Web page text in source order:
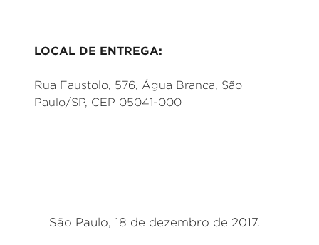
LOCAL DE ENTREGA:
Rua Faustolo, 576, Água Branca, São
Paulo/SP, CEP 05041-000
São Paulo, 18 de dezembro de 2017.